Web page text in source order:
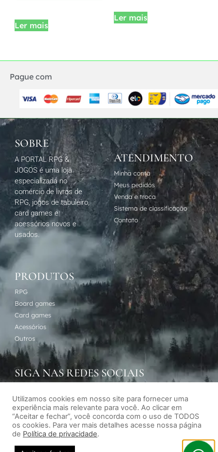
Ler mais
Ler mais
Pague com
SOBRE
A PORTAL RPG &
JOGOS é uma loja
especializada no
comércio de livros de
RPG, jogos de tabuleiro,
card games e
acessórios novos e
usados.
ATENDIMENTO
Minha conta
Meus pedidos
Venda e troca
Sistema de classificação
Contato
PRODUTOS
RPG
Board games
Card games
Acessórios
Outros
SIGA NAS REDES SOCIAIS
Desenvolvimento de sites por Agência Subversiva
Utilizamos cookies em nosso site para fornecer uma
experiência mais relevante para você. Ao clicar em
“Aceitar e fechar”, você concorda com o uso de TODOS
os cookies. Para ver mais detalhes acesse nossa página
de Política de privacidade.